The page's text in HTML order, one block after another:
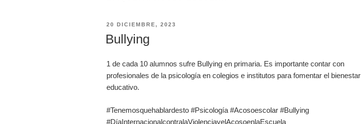
PUBLICADO
20 DICIEMBRE, 2023
Bullying
1 de cada 10 alumnos sufre Bullying en primaria. Es importante contar con
profesionales de la psicología en colegios e institutos para fomentar el bienestar
educativo.
#Tenemosquehablardesto #Psicología #Acosoescolar #Bullying
#DíaInternacionalcontralaViolenciayelAcosoenlaEscuela